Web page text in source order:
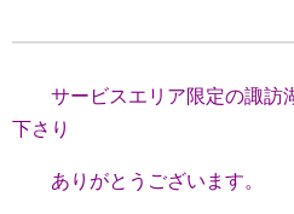
サービスエリア限定の諏訪
下さり
ありがとうございます。